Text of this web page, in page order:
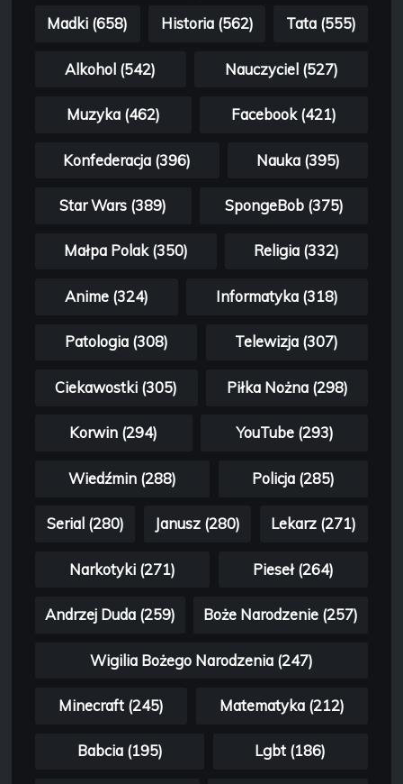
Madki (658) Historia (562) Tata (555)
Alkohol (542) Nauczyciel (527)
Muzyka (462) Facebook (421)
Konfederacja (396) Nauka (395)
Star Wars (389) SpongeBob (375)
Małpa Polak (350) Religia (332)
Anime (324) Informatyka (318)
Patologia (308) Telewizja (307)
Ciekawostki (305) Piłka Nożna (298)
Korwin (294) YouTube (293)
Wiedźmin (288) Policja (285)
Serial (280) Janusz (280) Lekarz (271)
Narkotyki (271) Pieseł (264)
Andrzej Duda (259) Boże Narodzenie (257)
Wigilia Bożego Narodzenia (247)
Minecraft (245) Matematyka (212)
Babcia (195) Lgbt (186)